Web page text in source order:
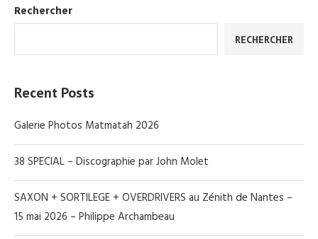
Rechercher
RECHERCHER
Recent Posts
Galerie Photos Matmatah 2026
38 SPECIAL – Discographie par John Molet
SAXON + SORTILEGE + OVERDRIVERS au Zénith de Nantes –
15 mai 2026 – Philippe Archambeau